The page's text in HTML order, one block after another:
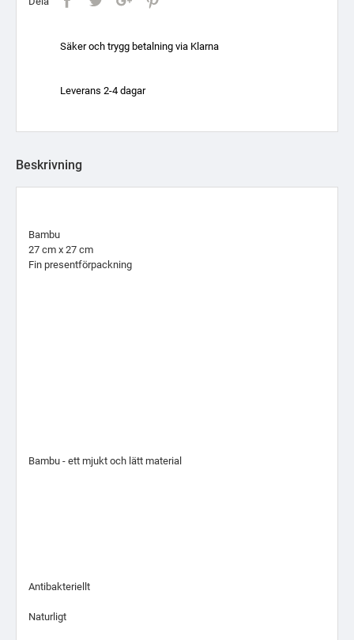
Säker och trygg betalning via Klarna
Leverans 2-4 dagar
Beskrivning
Bambu
27 cm x 27 cm
Fin presentförpackning
Bambu - ett mjukt och lätt material
Antibakteriellt
Naturligt